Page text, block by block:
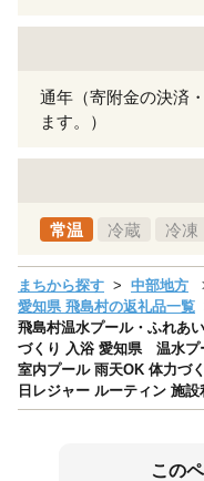
通年（寄附金の決済
ます。）
常温 冷蔵 冷凍
まちから探す 中部地方
愛知県 飛島村の返礼品一覧
飛島村温水プール・ふれあ
づくり 入浴 愛知県 温水プ
室内プール 雨天OK 体力づ
日レジャー ルーティン 施
この